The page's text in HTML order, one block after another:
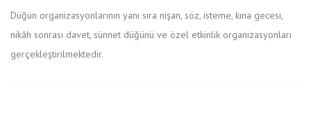
Düğün organizasyonlarının yanı sıra nişan, söz, isteme, kına gecesi,
nikâh sonrası davet, sünnet düğünü ve özel etkinlik organizasyonları
gerçekleştirilmektedir.